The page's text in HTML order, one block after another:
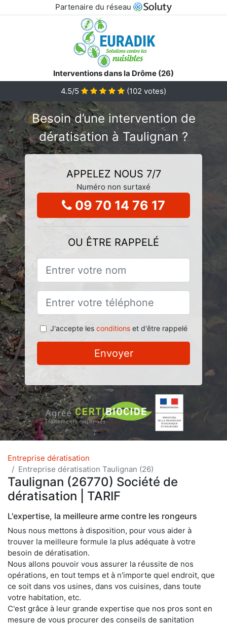
Partenaire du réseau
Interventions dans la Drôme (26)
4.5/5
(102 votes)
Besoin d’une intervention de
dératisation à Taulignan ?
APPELEZ NOUS 7/7
Numéro non surtaxé
09 70 14 76 17
OU ÊTRE RAPPELÉ
J'accepte les conditionset d'être rappelé
Envoyer
Entreprise dératisation
Entreprise dératisation Taulignan (26)
Taulignan (26770) Société de
dératisation | TARIF
L'expertise, la meilleure arme contre les rongeurs
Nous nous mettons à disposition, pour vous aider à
trouver la meilleure formule la plus adéquate à votre
besoin de dératisation.
Nous allons pouvoir vous assurer la réussite de nos
opérations, en tout temps et à n'importe quel endroit, que
ce soit dans vos usines, dans vos cuisines, dans toute
votre habitation, etc.
C'est grâce à leur grande expertise que nos pros sont en
mesure de vous procurer des conseils de sanitation